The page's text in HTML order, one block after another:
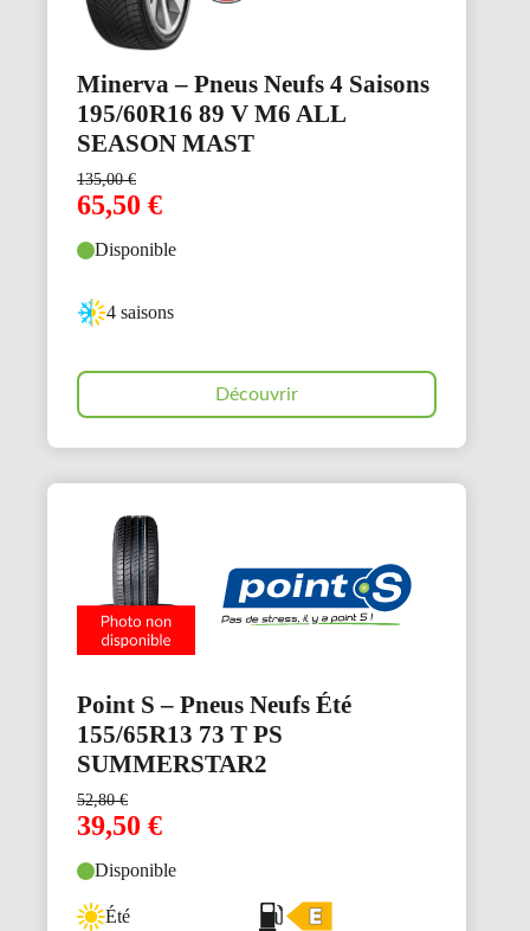
Minerva – Pneus Neufs 4 Saisons
195/60R16 89 V M6 ALL
SEASON MAST
135,00€
65,50 €
Disponible
4 saisons
Découvrir
Point S – Pneus Neufs Été
155/65R13 73 T PS
SUMMERSTAR2
52,80€
39,50 €
Disponible
Été